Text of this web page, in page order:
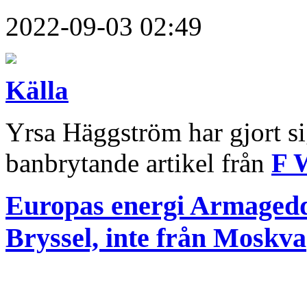
2022-09-03 02:49
Källa
Yrsa Häggström har gjort
banbrytande artikel från F
Europas energi
Bryssel, inte från Moskva